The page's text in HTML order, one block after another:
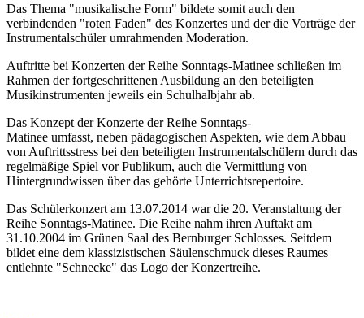
Das Thema "musikalische Form" bildete somit auch den
verbindenden "roten Faden" des Konzertes und der die Vorträge der
Instrumentalschüler umrahmenden Moderation.
Auftritte bei Konzerten der Reihe Sonntags-Matinee schließen im
Rahmen der fortgeschrittenen Ausbildung an den beteiligten
Musikinstrumenten jeweils ein Schulhalbjahr ab.
Das Konzept der Konzerte der Reihe Sonntags-
Matinee umfasst, neben pädagogischen Aspekten, wie dem Abbau
von Auftrittsstress bei den beteiligten Instrumentalschülern durch das
regelmäßige Spiel vor Publikum, auch die Vermittlung von
Hintergrundwissen über das gehörte Unterrichtsrepertoire.
Das Schülerkonzert am 13.07.2014 war die 20. Veranstaltung der
Reihe Sonntags-Matinee. Die Reihe nahm ihren Auftakt am
31.10.2004 im Grünen Saal des Bernburger Schlosses. Seitdem
bildet eine dem klassizistischen Säulenschmuck dieses Raumes
entlehnte "Schnecke" das Logo der Konzertreihe.